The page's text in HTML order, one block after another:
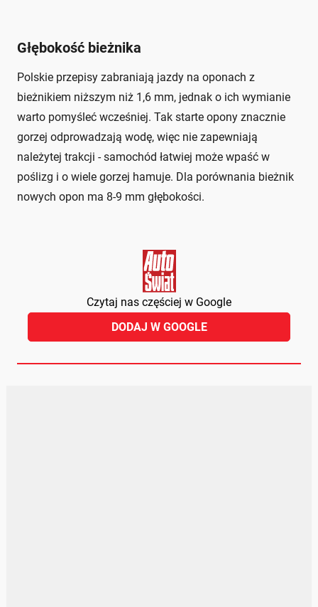
Głębokość bieżnika
Polskie przepisy zabraniają jazdy na oponach z
bieżnikiem niższym niż 1,6 mm, jednak o ich wymianie
warto pomyśleć wcześniej. Tak starte opony znacznie
gorzej odprowadzają wodę, więc nie zapewniają
należytej trakcji - samochód łatwiej może wpaść w
poślizg i o wiele gorzej hamuje. Dla porównania bieżnik
nowych opon ma 8-9 mm głębokości.
Czytaj nas częściej w Google
DODAJ W GOOGLE